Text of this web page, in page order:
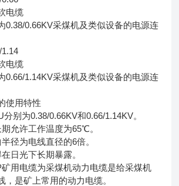
电缆
0.38/0.66KV采煤机及类似设备的电源连
电缆
0.66/1.14KV采煤机及类似设备的电源连
的使用特性
别为0.38/0.66KV和0.66/1.14KV。
允许工作温度为65℃。
径为电线直径的6倍。
日光下长期暴露。
用电缆为采煤机动力电缆是给采煤机
，是矿上常用的动力电缆。